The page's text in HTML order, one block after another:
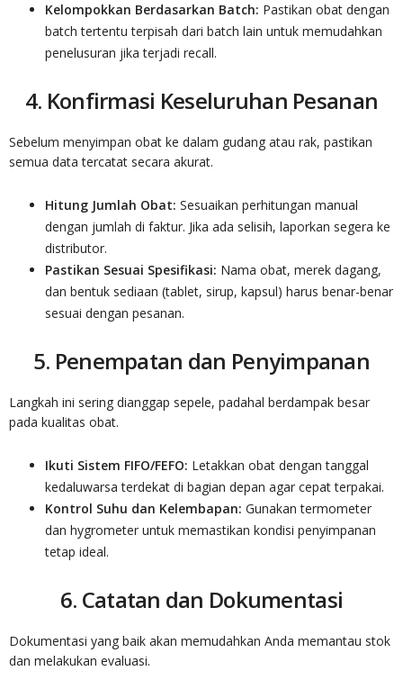
Kelompokkan Berdasarkan Batch: Pastikan obat dengan
batch tertentu terpisah dari batch lain untuk memudahkan
penelusuran jika terjadi recall.
4. Konfirmasi Keseluruhan Pesanan
Sebelum menyimpan obat ke dalam gudang atau rak, pastikan
semua data tercatat secara akurat.
Hitung Jumlah Obat: Sesuaikan perhitungan manual
dengan jumlah di faktur. Jika ada selisih, laporkan segera ke
distributor.
Pastikan Sesuai Spesifikasi: Nama obat, merek dagang,
dan bentuk sediaan (tablet, sirup, kapsul) harus benar-benar
sesuai dengan pesanan.
5. Penempatan dan Penyimpanan
Langkah ini sering dianggap sepele, padahal berdampak besar
pada kualitas obat.
Ikuti Sistem FIFO/FEFO: Letakkan obat dengan tanggal
kedaluwarsa terdekat di bagian depan agar cepat terpakai.
Kontrol Suhu dan Kelembapan: Gunakan termometer
dan hygrometer untuk memastikan kondisi penyimpanan
tetap ideal.
6. Catatan dan Dokumentasi
Dokumentasi yang baik akan memudahkan Anda memantau stok
dan melakukan evaluasi.